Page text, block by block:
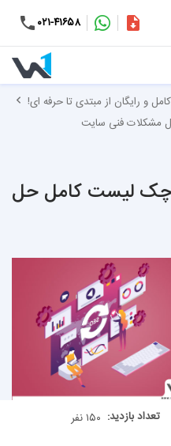
۰۲۱-۴۱۶۵۸
+۹۸-کاتالوگ
و رایگان از مبتدی تا حرفه ای!
مشکلات فنی سایت
چک لیست کامل حل
تعداد بازدید: ۱۵۰ نفر